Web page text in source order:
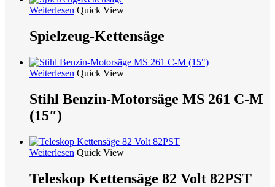
Weiterlesen Quick View
Spielzeug-Kettensäge
Weiterlesen Quick View
Stihl Benzin-Motorsäge MS 261 C-M
(15″)
Weiterlesen Quick View
Teleskop Kettensäge 82 Volt 82PST